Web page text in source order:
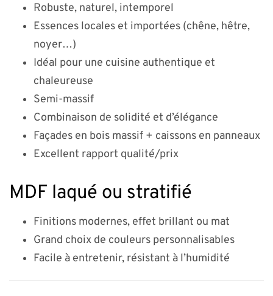
Robuste, naturel, intemporel
Essences locales et importées (chêne, hêtre,
noyer…)
Idéal pour une cuisine authentique et
chaleureuse
Semi-massif
Combinaison de solidité et d’élégance
Façades en bois massif + caissons en panneaux
Excellent rapport qualité/prix
MDF laqué ou stratifié
Finitions modernes, effet brillant ou mat
Grand choix de couleurs personnalisables
Facile à entretenir, résistant à l’humidité